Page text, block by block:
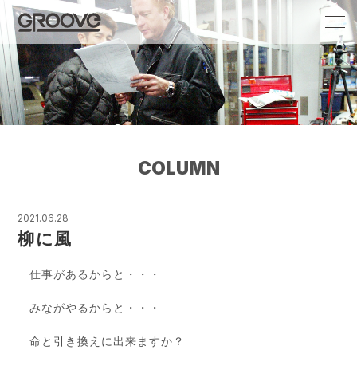
Groove 自転車 カフェ 輸入車・国産車のチ
ューニング/販売
COLUMN
2021.06.28
柳に風
仕事があるからと・・・
みながやるからと・・・
命と引き換えに出来ますか？